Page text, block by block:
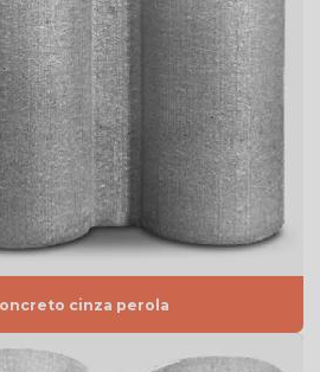
lisa
marfim
preço
valor
vermelha
cinza perola